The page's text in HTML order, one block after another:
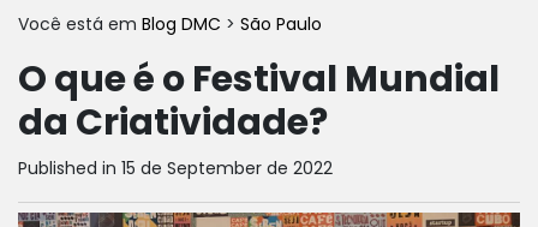
Você está em Blog DMC > São Paulo
O que é o Festival Mundial
da Criatividade?
Published in 15 de September de 2022